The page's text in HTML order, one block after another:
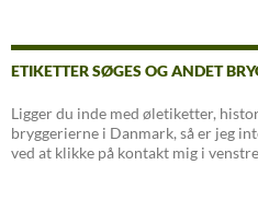
ETIKETTER SØGES OG ANDET
Ligger du inde med øletiketter,
bryggerierne i Danmark, så er jeg
ved at klikke på kontakt mig i